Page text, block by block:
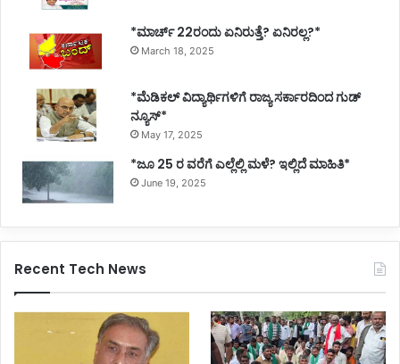
*ಮಾರ್ಚ್ 22ರಂದು ಏನಿರುತ್ತೆ? ಏನಿರಲ್ಲ?*
March 18, 2025
*ಮೆಡಿಕಲ್ ವಿದ್ಯಾರ್ಥಿಗಳಿಗೆ ರಾಜ್ಯ ಸರ್ಕಾರದಿಂದ ಗುಡ್
ನ್ಯೂಸ್*
May 17, 2025
*ಜೂ 25 ರ ವರೆಗೆ ಎಲ್ಲೆಲ್ಲಿ ಮಳೆ? ಇಲ್ಲಿದೆ ಮಾಹಿತಿ*
June 19, 2025
Recent Tech News